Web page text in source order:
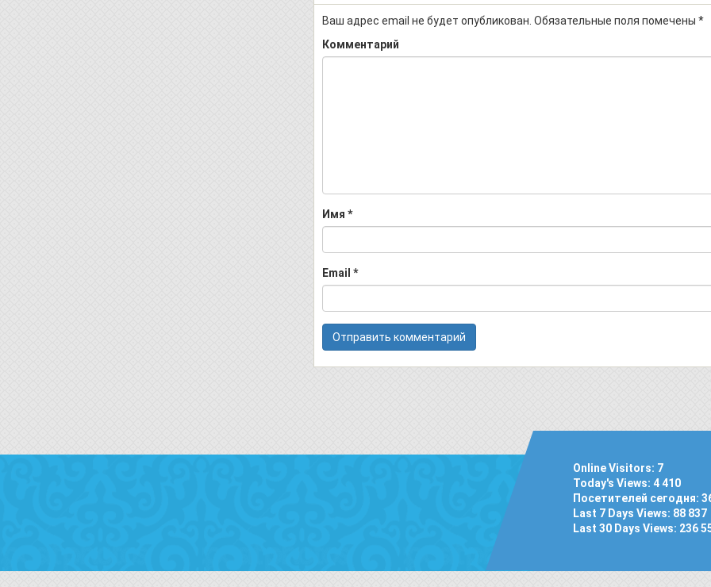
Ваш адрес email не будет опубликован. Обязательные поля помечены *
Комментарий
Имя *
Email *
Online Visitors: 7
Today's Views: 4 410
Посетителей сегодня:
Last 7 Days Views: 88 837
Last 30 Days Views: 236